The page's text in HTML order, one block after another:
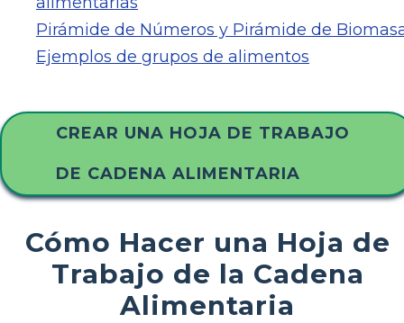
Pirámide de Números y Pirámide de
Ejemplos de grupos de alimentos
CREAR UNA HOJA DE TRABAJO
DE CADENA ALIMENTARIA
Cómo Hacer una Hoja de
Trabajo de la Cadena
Alimentaria